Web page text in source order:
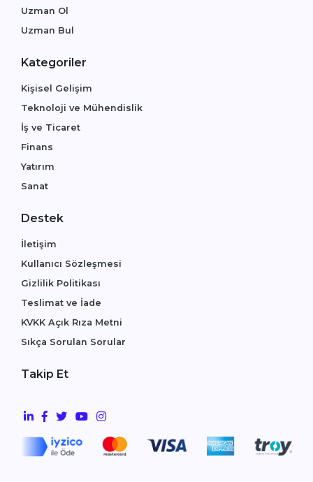
Uzman Ol
Uzman Bul
Kategoriler
Kişisel Gelişim
Teknoloji ve Mühendislik
İş ve Ticaret
Finans
Yatırım
Sanat
Destek
İletişim
Kullanıcı Sözleşmesi
Gizlilik Politikası
Teslimat ve İade
KVKK Açık Rıza Metni
Sıkça Sorulan Sorular
Takip Et